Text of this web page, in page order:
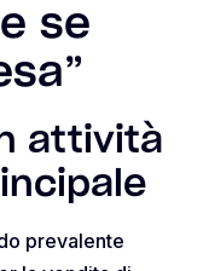
se
attività
prevalente